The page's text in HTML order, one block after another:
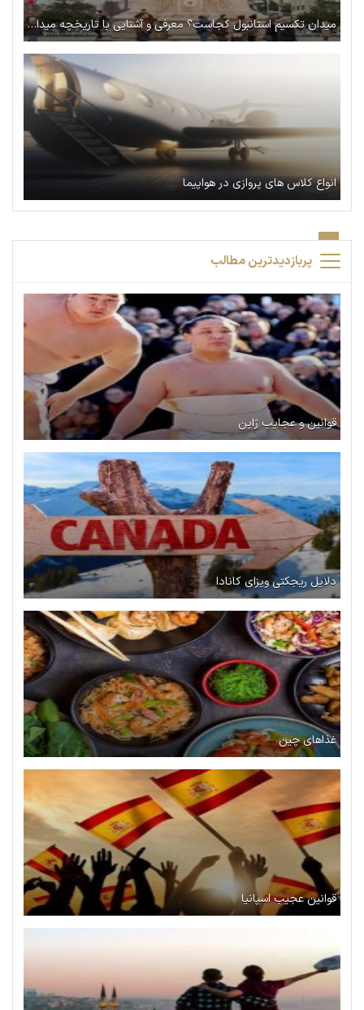
میدان تکسیم استانبول کجاست؟ معرفی و آشنایی با تاریخچه میدان تکسیم
انواع کلاس های پروازی در هواپیما
پربازدیدترین مطالب
قوانین و عجایب ژاپن
دلایل ریجکتی ویزای کانادا
غذاهای چین
قوانین عجیب اسپانیا